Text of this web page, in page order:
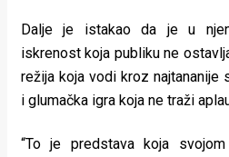
Dalje je istakao da je u
iskrenost koja publiku ne
režija koja vodi kroz
i glumačka igra koja ne traži
“To je predstava koja